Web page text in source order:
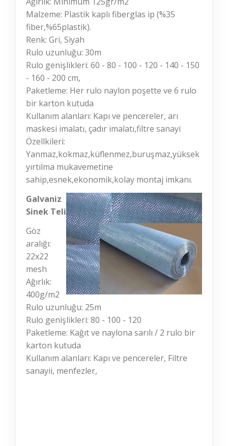
Malzeme: Plastik kaplı fiberglas ip (%35
fiber,%65plastik).
Renk: Gri, Siyah
Rulo uzunluğu: 30m
Rulo genişlikleri: 60 - 80 - 100 - 120 - 140 - 150
- 160 - 200 cm,
Paketleme: Her rulo naylon poşette ve 6 rulo
bir karton kutuda
Kullanım alanları: Kapı ve pencereler, arı
maskesi imalatı, çadır imalatı,filtre sanayi
Özellkileri:
Yanmaz,kokmaz,küflenmez,buruşmaz,yüksek
yırtılma mukavemetine
sahip,esnek,ekonomik,kolay montaj imkanı.
Galvaniz
Sinek Teli
Göz
aralığı:
22x22
mesh
Ağırlık:
400g/m2
Rulo uzunluğu: 25m
Rulo genişlikleri: 80 - 100 - 120
Paketleme: Kağıt ve naylona sarılı / 2 rulo bir
karton kutuda
Kullanım alanları: Kapı ve pencereler, Filtre
sanayii, menfezler,